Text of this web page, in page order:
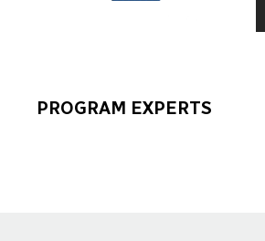
Program
PROGRAM EXPERTS